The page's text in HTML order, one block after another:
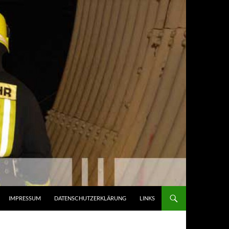
IMPRESSUM DATENSCHUTZERKLÄRUNG LINKS